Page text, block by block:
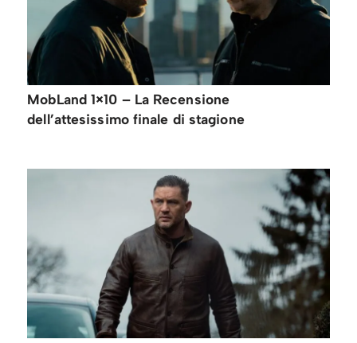
MobLand 1×10 – La Recensione
dell’attesissimo finale di stagione